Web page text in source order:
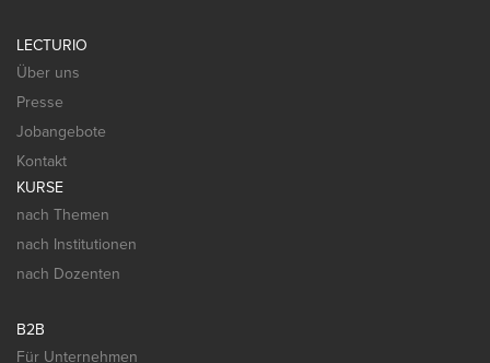
LECTURIO
Über uns
Presse
Jobangebote
Kontakt
KURSE
nach Themen
nach Institutionen
nach Dozenten
B2B
Für Unternehmen